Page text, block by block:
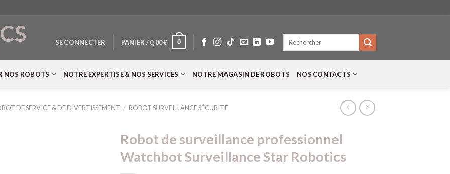
SE CONNECTER PANIER /0,00€ 0
Recherche
NOS ROBOTS NOTRE EXPERTISE & NOS SERVICES NOTRE MAGASIN DE ROBOTS NOS CONTACTS
DE SERVICE & DE DIVERTISSEMENT / ROBOT SURVEILLANCE SÉCURITÉ
Robot de surveillance professionnel
Watchbot Surveillance Star Robotics